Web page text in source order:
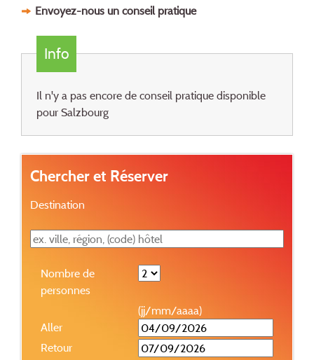
Envoyez-nous un conseil pratique
Info
Il n'y a pas encore de conseil pratique disponible
pour Salzbourg
Chercher et Réserver
Destination
Nombre de
personnes
(jj/mm/aaaa)
Aller
Retour